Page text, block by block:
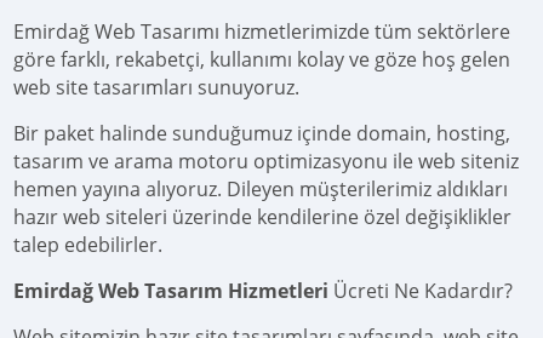
Emirdağ Web Tasarımı hizmetlerimizde tüm sektörlere
göre farklı, rekabetçi, kullanımı kolay ve göze hoş gelen
web site tasarımları sunuyoruz.
Bir paket halinde sunduğumuz içinde domain, hosting,
tasarım ve arama motoru optimizasyonu ile web siteniz
hemen yayına alıyoruz. Dileyen müşterilerimiz aldıkları
hazır web siteleri üzerinde kendilerine özel değişiklikler
talep edebilirler.
Emirdağ Web Tasarım Hizmetleri Ücreti Ne Kadardır?